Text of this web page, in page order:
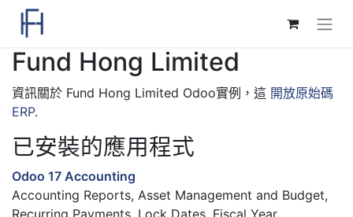
Fund Hong Limited
資訊關於 Fund Hong Limited Odoo實例，這 開放原始碼
ERP.
已安裝的應用程式
Odoo 17 Accounting
Accounting Reports, Asset Management and Budget,
Recurring Payments, Lock Dates, Fiscal Year,